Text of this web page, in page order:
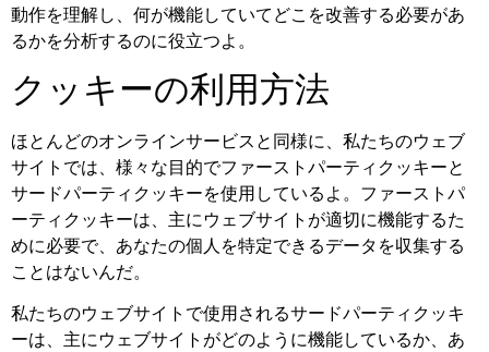
動作を理解し、何が機能していてどこを改善する必要があ
るかを分析するのに役立つよ。
クッキーの利用方法
ほとんどのオンラインサービスと同様に、私たちのウェブ
サイトでは、様々な目的でファーストパーティクッキーと
サードパーティクッキーを使用しているよ。ファーストパ
ーティクッキーは、主にウェブサイトが適切に機能するた
めに必要で、あなたの個人を特定できるデータを収集する
ことはないんだ。
私たちのウェブサイトで使用されるサードパーティクッキ
ーは、主にウェブサイトがどのように機能しているか、あ